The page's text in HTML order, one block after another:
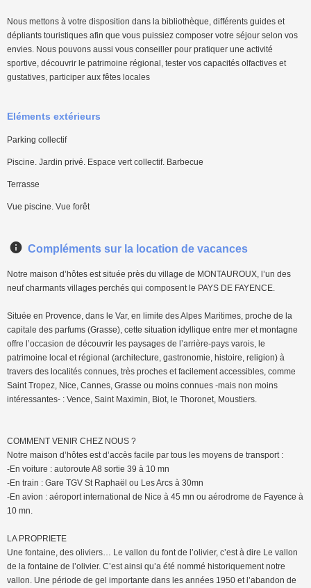
Nous mettons à votre disposition dans la bibliothèque, différents guides et
dépliants touristiques afin que vous puissiez composer votre séjour selon vos
envies. Nous pouvons aussi vous conseiller pour pratiquer une activité
sportive, découvrir le patrimoine régional, tester vos capacités olfactives et
gustatives, participer aux fêtes locales
Eléments extérieurs
Parking collectif
Piscine. Jardin privé. Espace vert collectif. Barbecue
Terrasse
Vue piscine. Vue forêt
Compléments sur la location de vacances
Notre maison d’hôtes est située près du village de MONTAUROUX, l’un des
neuf charmants villages perchés qui composent le PAYS DE FAYENCE.
Située en Provence, dans le Var, en limite des Alpes Maritimes, proche de la
capitale des parfums (Grasse), cette situation idyllique entre mer et montagne
offre l’occasion de découvrir les paysages de l’arrière-pays varois, le
patrimoine local et régional (architecture, gastronomie, histoire, religion) à
travers des localités connues, très proches et facilement accessibles, comme
Saint Tropez, Nice, Cannes, Grasse ou moins connues -mais non moins
intéressantes- : Vence, Saint Maximin, Biot, le Thoronet, Moustiers.
COMMENT VENIR CHEZ NOUS ?
Notre maison d’hôtes est d’accès facile par tous les moyens de transport :
-En voiture : autoroute A8 sortie 39 à 10 mn
-En train : Gare TGV St Raphaël ou Les Arcs à 30mn
-En avion : aéroport international de Nice à 45 mn ou aérodrome de Fayence à
10 mn.
LA PROPRIETE
Une fontaine, des oliviers… Le vallon du font de l’olivier, c’est à dire Le vallon
de la fontaine de l’olivier. C’est ainsi qu’a été nommé historiquement notre
vallon. Une période de gel importante dans les années 1950 et l’abandon de